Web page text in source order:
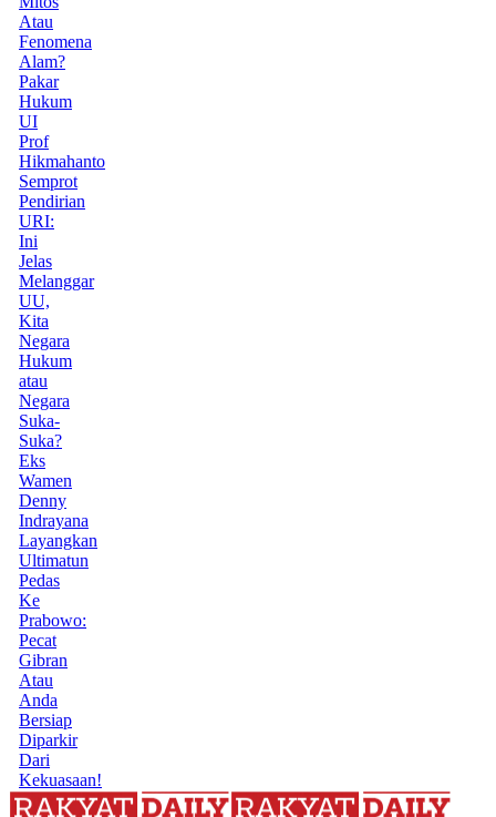
Atau
Fenomena
Alam?
Pakar
Hukum
UI
Prof
Hikmahanto
Semprot
Pendirian
URI:
Ini
Jelas
Melanggar
UU,
Kita
Negara
Hukum
atau
Negara
Suka-
Suka?
Eks
Wamen
Denny
Indrayana
Layangkan
Ultimatun
Pedas
Ke
Prabowo:
Pecat
Gibran
Atau
Anda
Bersiap
Diparkir
Dari
Kekuasaan!